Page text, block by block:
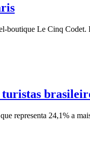
boutique Le Cinq
representa 24,1% a